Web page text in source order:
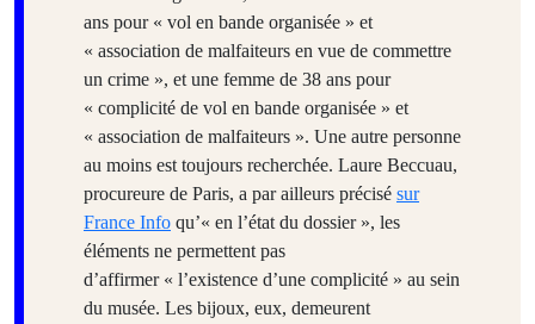
ans pour « vol en bande organisée » et
« association de malfaiteurs en vue de commettre
un crime », et une femme de 38 ans pour
« complicité de vol en bande organisée » et
« association de malfaiteurs ». Une autre personne
au moins est toujours recherchée. Laure Beccuau,
procureure de Paris, a par ailleurs précisé sur
France Info qu’« en l’état du dossier », les
éléments ne permettent pas
d’affirmer « l’existence d’une complicité » au sein
du musée. Les bijoux, eux, demeurent